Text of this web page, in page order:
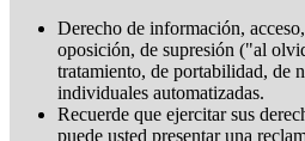
Derecho de información,
oposición, de supresión ("al
tratamiento, de portabilidad, de
individuales automatizadas.
Recuerde que ejercitar sus
puede usted presentar una